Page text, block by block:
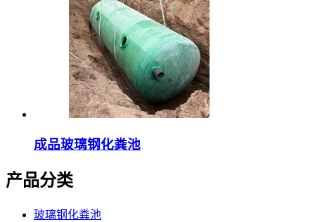
成品玻璃钢化粪池
产品分类
玻璃钢化粪池